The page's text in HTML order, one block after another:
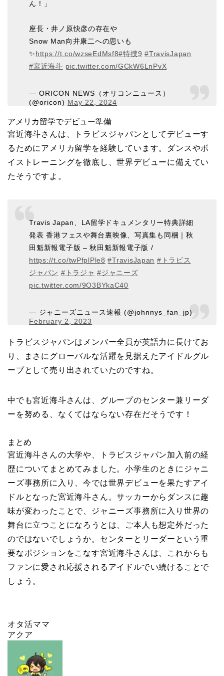
ん！」
座長・井ノ原快彦の存在や
Snow Man向井康二への思いも
✨️https://t.co/wzseEdMsf8#特捜9 #TravisJapan
#宮近海斗 pic.twitter.com/GCkW6LnPvX
— ORICON NEWS（オリコンニュース）
(@oricon) May 22, 2024
アメリカ留学でデビュー準備
宮近海斗さんは、トラビスジャパンとしてデビューす
るためにアメリカ留学を経験しています。ダンスやボ
イストレーニングを徹底し、世界デビューに備えてい
たそうですよ。
Travis Japan、LA留学ドキュメンタリー特典詳細
発表 香港フェスや舞台裏映像、写真集も同梱｜秋
田魁新報電子版 – 秋田魁新報電子版 /
https://t.co/twPfplPle8 #TravisJapan #トラビス
ジャパン #トラジャ #ジャニーズ
pic.twitter.com/9O3BYkaC40
— ジャニーズニュース速報 (@johnnys_fan_jp)
February 2, 2023
トラビスジャパンはメンバー全員が英語力に長けてお
り、まさにグローバルな活躍を見据えたアイドルグル
ープとして売り出されていたのですね。
中でも宮近海斗さんは、グループのセンター兼リーダ
ーを努める、なくてはならない存在だそうです！
まとめ
宮近海斗さんの大学や、トラビスジャパン加入前の経
歴についてまとめてみました。小学生のときにジャニ
ーズ事務所に入り、今では世界デビューを果たすアイ
ドルとなった宮近海斗さん。サッカーからダンスに趣
味が変わったことで、ジャニーズ事務所に入り世界の
舞台に立つことになろうとは、ご本人も想定外だった
のではないでしょうか。センターとリーダーという重
要なポジションをこなす宮近海斗さんは、これからも
ファンに愛され応援されるアイドルでい続けることで
しょう。
オタ活ママ
アクア